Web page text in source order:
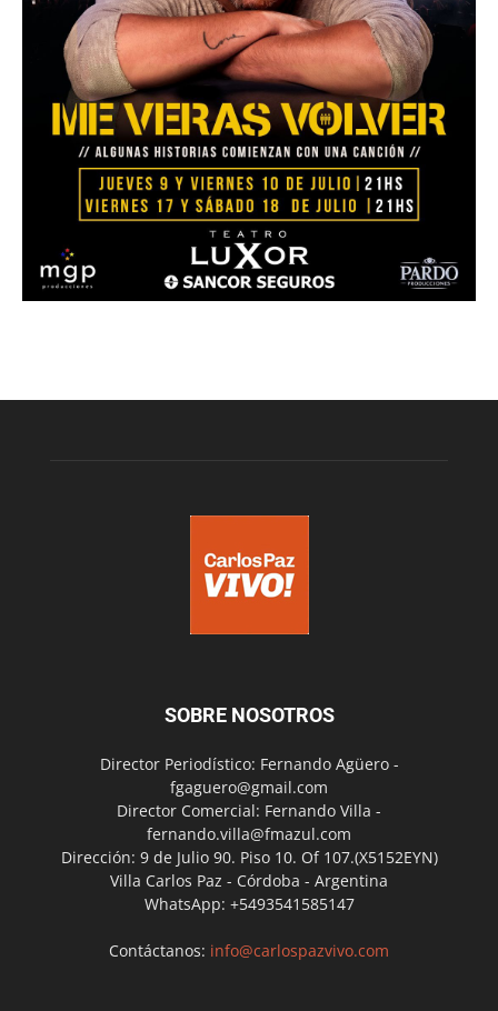
SOBRE NOSOTROS
Director Periodístico: Fernando Agüero -
fgaguero@gmail.com
Director Comercial: Fernando Villa -
fernando.villa@fmazul.com
Dirección: 9 de Julio 90. Piso 10. Of 107.(X5152EYN)
Villa Carlos Paz - Córdoba - Argentina
WhatsApp: +5493541585147
Contáctanos: info@carlospazvivo.com